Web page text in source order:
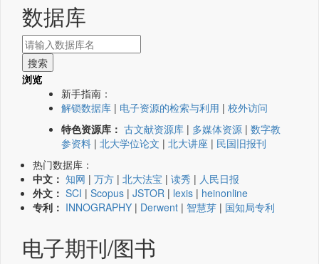
数据库
浏览
新手指南：
解锁数据库 | 电子资源的检索与利用 | 校外访问
特色资源库： 古文献资源库 | 多媒体资源 | 数字教
参资料 | 北大学位论文 | 北大讲座 | 民国旧报刊
热门数据库：
中文： 知网 | 万方 | 北大法宝 | 读秀 | 人民日报
外文： SCI | Scopus | JSTOR | lexis | heinonline
专利： INNOGRAPHY | Derwent | 智慧芽 | 国知局专利
电子期刊/图书